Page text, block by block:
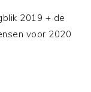
2019 + de
voor 2020